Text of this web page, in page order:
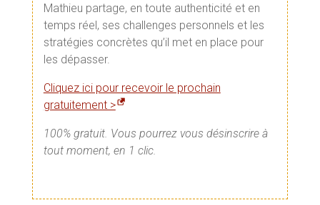
Mathieu partage, en toute authenticité et en
temps réel, ses challenges personnels et les
stratégies concrètes qu’il met en place pour
les dépasser.
Cliquez ici pour recevoir le prochain
gratuitement >
100% gratuit. Vous pourrez vous désinscrire à
tout moment, en 1 clic.